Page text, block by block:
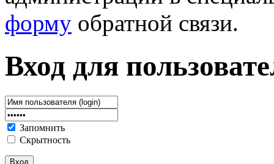
форму обратной связи.
Вход для
Запомнить
Скрытность